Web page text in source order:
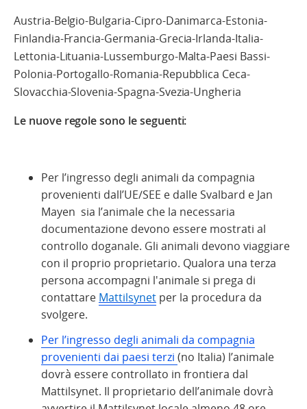
Austria-Belgio-Bulgaria-Cipro-Danimarca-Estonia-
Finlandia-Francia-Germania-Grecia-Irlanda-Italia-
Lettonia-Lituania-Lussemburgo-Malta-Paesi Bassi-
Polonia-Portogallo-Romania-Repubblica Ceca-
Slovacchia-Slovenia-Spagna-Svezia-Ungheria
Le nuove regole sono le seguenti:
Per l’ingresso degli animali da compagnia
provenienti dall’UE/SEE e dalle Svalbard e Jan
Mayen sia l’animale che la necessaria
documentazione devono essere mostrati al
controllo doganale. Gli animali devono viaggiare
con il proprio proprietario. Qualora una terza
persona accompagni l'animale si prega di
contattare Mattilsynet per la procedura da
svolgere.
Per l’ingresso degli animali da compagnia
provenienti dai paesi terzi (no Italia) l’animale
dovrà essere controllato in frontiera dal
Mattilsynet. Il proprietario dell’animale dovrà